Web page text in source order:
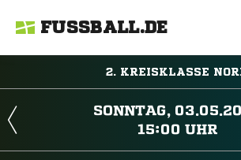
FUSSBALL.DE
2. KREISKLASSE

 